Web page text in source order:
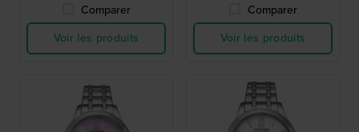
Comparer
Voir les produits
Comparer
Voir les produits